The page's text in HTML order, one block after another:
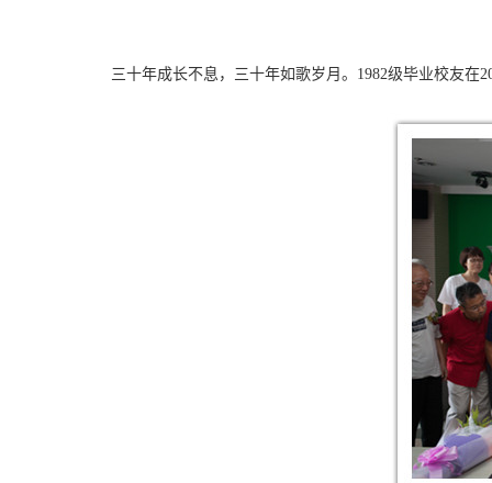
三十年成长不息，三十年如歌岁月。1982级毕业校友在